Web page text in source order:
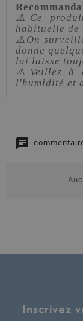
⚠️Ce
habituelle de
⚠️On
donne
lui laisse
⚠️Veillez à
l'humidité et
Inscrivez